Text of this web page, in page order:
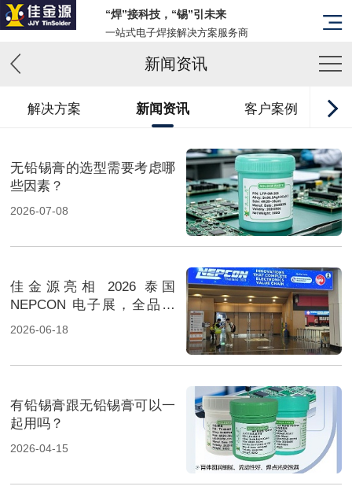
“焊”接科技，“锡”引未来
一站式电子焊接解决方案服务商
新闻资讯
解决方案 新闻资讯 客户案例
无铅锡膏的选型需要考虑哪
些因素？
2026-07-08
佳金源亮相 2026 泰国
NEPCON 电子展，全品类
焊料重磅展出，高性能锡膏
2026-06-18
有铅锡膏跟无铅锡膏可以一
起用吗？
2026-04-15